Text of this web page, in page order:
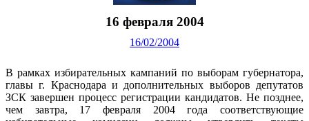
16 февраля 2004
16/02/2004
В рамках избирательных кампаний по выборам губернатора,
главы г. Краснодара и дополнительных выборов депутатов
ЗСК завершен процесс регистрации кандидатов. Не позднее,
чем завтра, 17 февраля 2004 года соответствующие